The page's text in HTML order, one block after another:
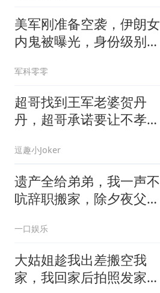
美军刚准备空袭，伊朗女
内鬼被曝光，身份级别很
军科零零
超哥找到王军老婆贺丹
丹，超哥承诺要让不孝子
逗趣小Joker
遗产全给弟弟，我一声不
吭辞职搬家，除夕夜父亲
一口娱乐
大姑姐趁我出差搬空我
家，我回家后拍照发家族